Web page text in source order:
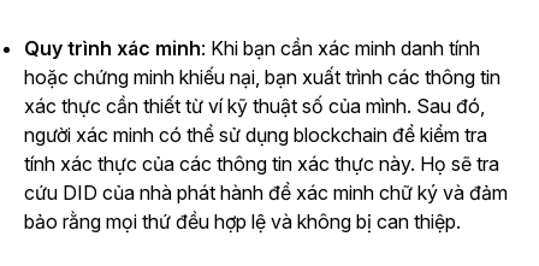
Quy trình xác minh: Khi bạn cần xác minh danh tính
hoặc chứng minh khiếu nại, bạn xuất trình các thông tin
xác thực cần thiết từ ví kỹ thuật số của mình. Sau đó,
người xác minh có thể sử dụng blockchain để kiểm tra
tính xác thực của các thông tin xác thực này. Họ sẽ tra
cứu DID của nhà phát hành để xác minh chữ ký và đảm
bảo rằng mọi thứ đều hợp lệ và không bị can thiệp.